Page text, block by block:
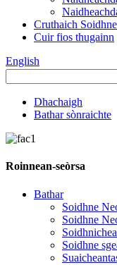
Cruthaich
Cuir fios thugainn
English
Dhachaigh
Bathar sònraichte
Roinnean-seòrsa
Bathar
Soidhne
Soidhne
Soidhne